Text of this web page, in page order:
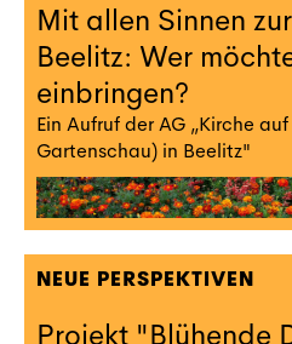
Mit allen Sinnen
Beelitz: Wer
einbringen?
Ein Aufruf der AG „Kirche
Gartenschau) in Beelitz"
NEUE PERSPEKTIVEN
Projekt "Blühende